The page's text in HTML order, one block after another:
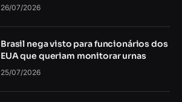
26/07/2026
Brasil nega visto para funcionários dos
EUA que queriam monitorar urnas
25/07/2026